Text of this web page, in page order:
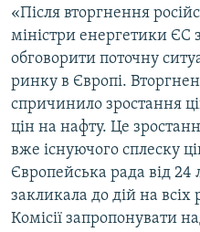
«Після вторгнення
міністри енергетики ЄС
обговорити поточну
ринку в Європі.
спричинило зростання
цін на нафту. Це
вже існуючого сплеску
Європейська рада від 24
закликала до дій на всіх
Комісії запропонувати